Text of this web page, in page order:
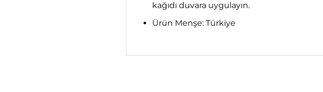
kağıdı duvara uygulayın.
Ürün Menşe: Türkiye